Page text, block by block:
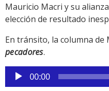
Mauricio Macri y su
elección de resultado
En tránsito, la columna
pecadores.
Reproductor
de
00:00